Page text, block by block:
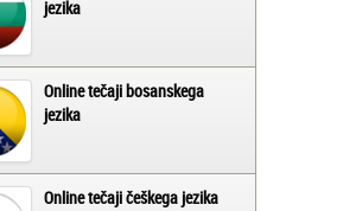
jezika
Online tečaji bosanskega
jezika
Online tečaji češkega jezika